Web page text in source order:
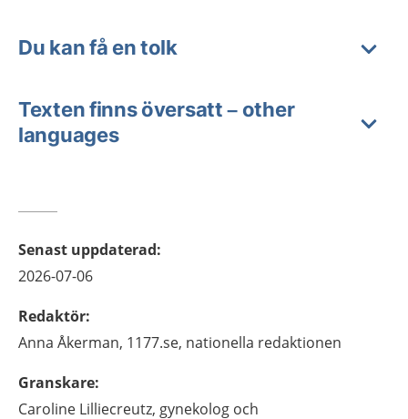
Du kan få en tolk
Texten finns översatt – other
languages
Senast uppdaterad:
2026-07-06
Redaktör:
Anna Åkerman, 1177.se, nationella redaktionen
Granskare:
Caroline Lilliecreutz, gynekolog och